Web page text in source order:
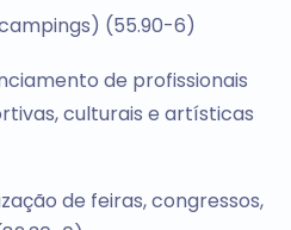
(55.90-6)
de profissionais
culturais e artísticas
de feiras, congressos,